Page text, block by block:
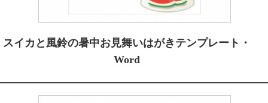
スイカと風鈴の暑中お見舞いはがきテンプレート・
Word